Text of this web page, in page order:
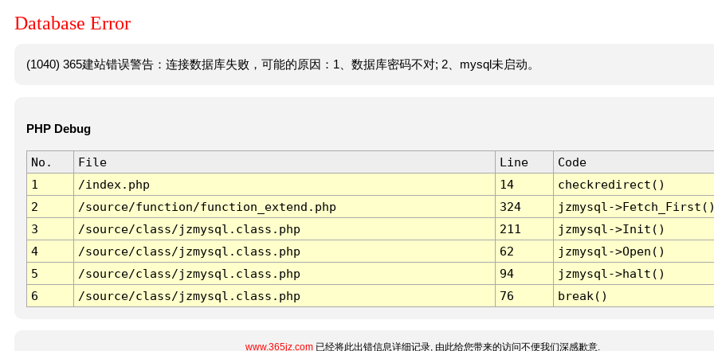
Database Error
(1040) 365建站错误警告：连接数据库失败，可能的原因：1、数据库密码不对; 2、mysql未启动。
PHP Debug
No. File Line
Code
1
/index.php 14
checkredirect()
2
/source/function/function_extend.php 324
jzmysql-
3
/source/class/jzmysql.class.php 211
jzmysql->Init()
4
/source/class/jzmysql.class.php 62
jzmysql->Open()
5
/source/class/jzmysql.class.php 94
jzmysql->halt()
6
/source/class/jzmysql.class.php 76 break()
www.365jz.com已经将此出错信息详细记录, 由此给您带来的访问不便我们深感歉意.